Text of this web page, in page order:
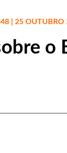
| 25 OUTUBRO
o